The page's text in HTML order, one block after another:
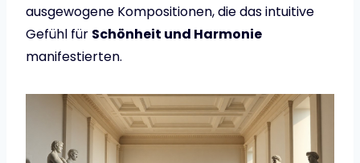
ausgewogene Kompositionen, die das intuitive
Gefühl für Schönheit und Harmonie
manifestierten.